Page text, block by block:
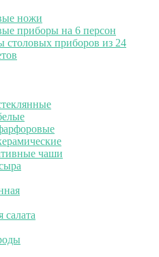
ножи
приборы на 6 персон
столовых приборов из 24
чаши